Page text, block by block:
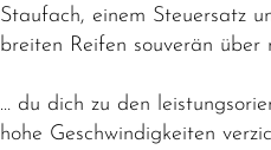
Staufach, einem Steuersatz
breiten Reifen souverän
… du dich zu den
hohe Geschwindigkeiten